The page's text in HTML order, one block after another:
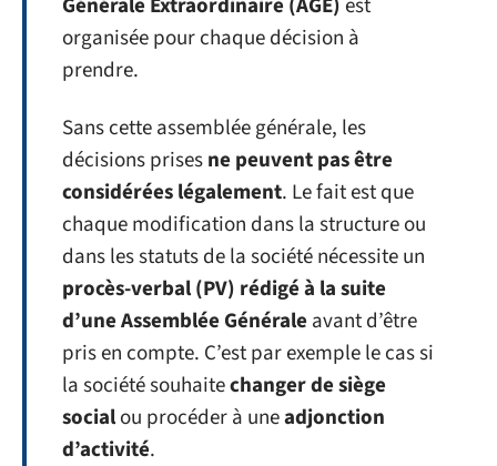
Générale Extraordinaire (AGE)est
organisée pour chaque décision à
prendre.
Sans cette assemblée générale, les
décisions prisesne peuvent pas être
considérées légalement. Le fait est que
chaque modification dans la structure ou
dans les statuts de la société nécessite un
procès-verbal (PV) rédigé à la suite
d’une Assemblée Générale avant d’être
pris en compte. C’est par exemple le cas si
la société souhaitechanger de siège
socialou procéder à uneadjonction
d’activité.